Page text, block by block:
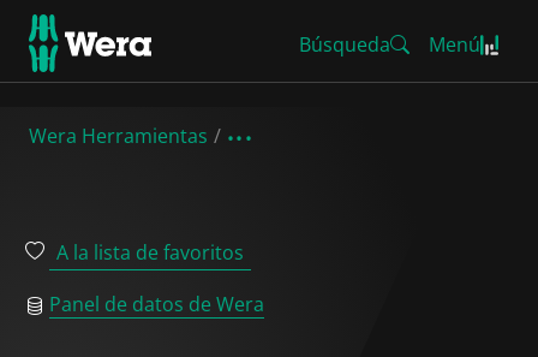
Búsqueda Menú
Wera Herramientas
A la lista de favoritos
Panel de datos de Wera